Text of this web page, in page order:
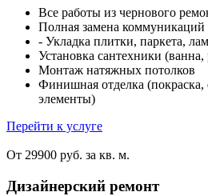
Все работы из чернового
Полная замена
- Укладка плитки, паркета,
Установка сантехники (ванна,
Монтаж натяжных потолков
Финишная отделка (покраска,
элементы)
Перейти к услуге
От 29900 руб. за кв. м.
Дизайнерский ремонт